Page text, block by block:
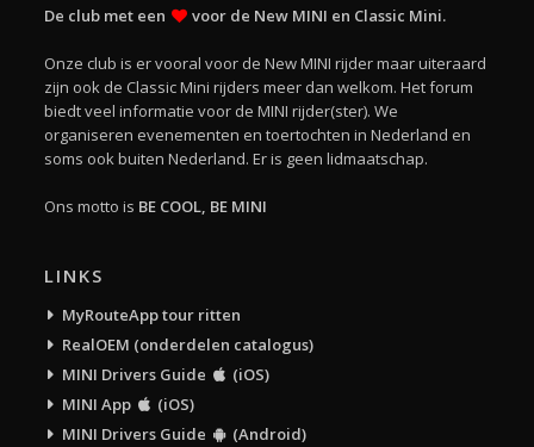
De club met een voor de New MINI en Classic Mini.
Onze club is er vooral voor de New MINI rijder maar uiteraard
zijn ook de Classic Mini rijders meer dan welkom. Het forum
biedt veel informatie voor de MINI rijder(ster). We
organiseren evenementen en toertochten in Nederland en
soms ook buiten Nederland. Er is geen lidmaatschap.
Ons motto is BE COOL, BE MINI
LINKS
MyRouteApp tour ritten
RealOEM (onderdelen catalogus)
MINI Drivers Guide
(iOS)
MINI App
(iOS)
MINI Drivers Guide
(Android)